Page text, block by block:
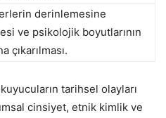
derinlemesine
ve psikolojik boyutlarının
çıkarılması.
tarihsel olayları
cinsiyet, etnik kimlik ve